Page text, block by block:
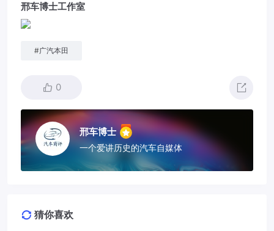
邢车博士工作室
#广汽本田
0
邢车博士
一个爱讲历史的汽车自媒体
猜你喜欢